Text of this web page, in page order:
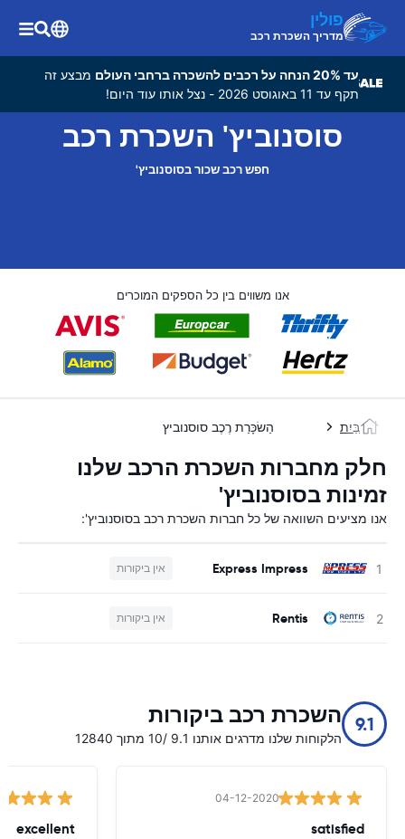
פולין
מדריך השכרת רכב
עד 20% הנחה על רכבים להשכרה ברחבי העולם
מבצע זה
תקף עד 11 באוגוסט 2026 - נצל אותו עוד היום!
סוסנוביץ' השכרת רכב
חפש רכב שכור בסוסנוביץ'
אנו משווים בין כל הספקים המוכרים
בַּיִת הַשׂכָּרַת רֶכֶב סוסנוביץ
חלק מחברות השכרת הרכב שלנו
זמינות בסוסנוביץ'
אנו מציעים השוואה של כל חברות השכרת רכב בסוסנוביץ':
Express Impress אין ביקורות
Rentis אין ביקורות
9.1 השכרת רכב ביקורות
הלקוחות שלנו מדרגים אותנו 9.1 /10 מתוך 12840
04-12-2020
satisfied
excellent